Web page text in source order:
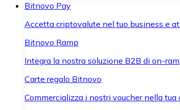
Bitnovo Pay
Accetta criptovalute nel tuo business e
Bitnovo Ramp
Integra la nostra soluzione B2B di on-
Carte regalo Bitnovo
Commercializza i nostri voucher nella tua